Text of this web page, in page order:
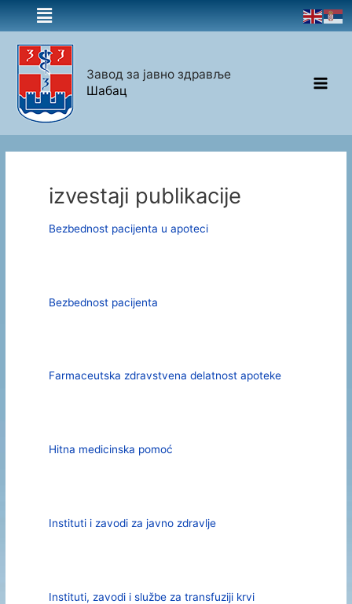
Завод за јавно здравље
Шабац
izvestaji publikacije
Bezbednost pacijenta u apoteci
Bezbednost pacijenta
Farmaceutska zdravstvena delatnost apoteke
Hitna medicinska pomoć
Instituti i zavodi za javno zdravlje
Instituti, zavodi i službe za transfuziji krvi